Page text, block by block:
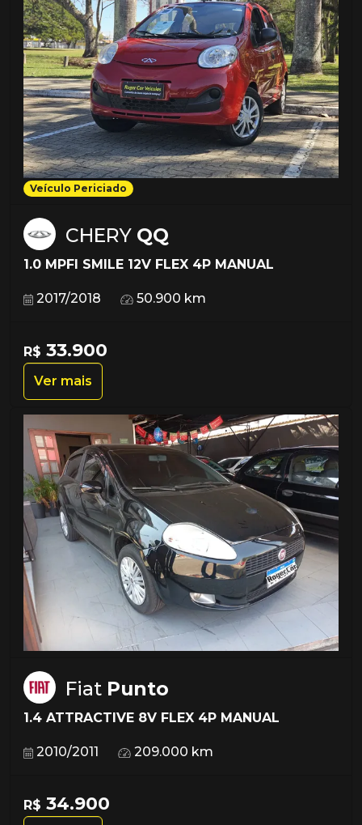
Veículo Periciado
CHERY QQ
1.0 MPFI SMILE 12V FLEX 4P MANUAL
2017/2018 50.900 km
R$ 33.900
Ver mais
Fiat Punto
1.4 ATTRACTIVE 8V FLEX 4P MANUAL
2010/2011 209.000 km
R$ 34.900